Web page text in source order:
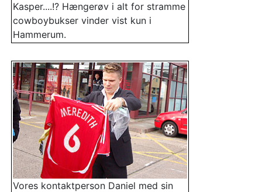
Kasper....!? Hængerøv i alt for stramme
cowboybukser vinder vist kun i
Hammerum.
Vores kontaktperson Daniel med sin